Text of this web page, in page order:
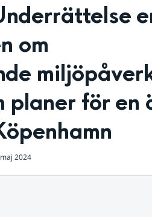
om
planer för en
2024